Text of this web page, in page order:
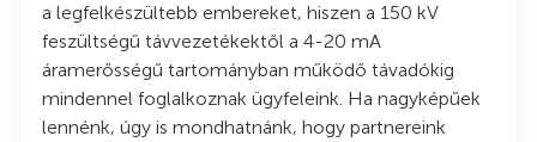
a legfelkészültebb embereket, hiszen a 150 kV
feszültségű távvezetékektől a 4-20 mA
áramerősségű tartományban működő távadókig
mindennel foglalkoznak ügyfeleink. Ha nagyképűek
lennénk, úgy is mondhatnánk, hogy partnereink